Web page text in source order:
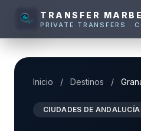
TRANSFER
PRIVATE TRANSFERS ·
Inicio / Destinos /
CIUDADES DE ANDALUCÍA